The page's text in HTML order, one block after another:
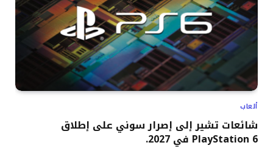
ألعاب
شائعات تشير إلى إصرار سوني على إطلاق
PlayStation 6 في 2027.